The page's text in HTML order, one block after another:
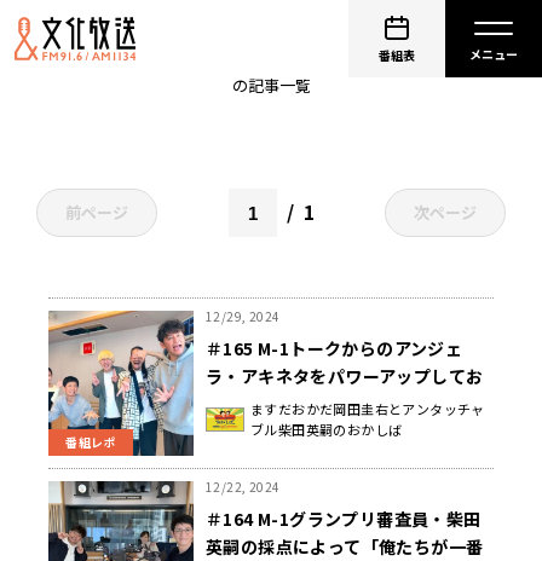
番組表
の記事一覧
前ページ 1 次ページ
番組レポ
12/29, 2024
＃165 M-1トークからのアンジェ
ラ・アキネタをパワーアップしてお
送りした日曜地獄
ますだおかだ岡田圭右とアンタッチャ
ブル柴田英嗣のおかしば
12/22, 2024
＃164 M-1グランプリ審査員・柴田
英嗣の採点によって「俺たちが一番